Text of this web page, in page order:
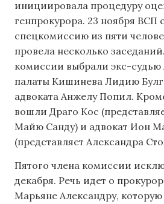
инициировала процедуру
генпрокурора. 23 ноября ВСП
спецкомиссию из пяти
провела несколько
комиссии выбрали экс-
палаты Кишинева Лидию
адвоката Анжелу Попил.
вошли Драго Кос
Майю Санду) и адвокат Ион
(представляет Александра
Пятого члена комиссии
декабря. Речь идет о
Марьяне Александру,